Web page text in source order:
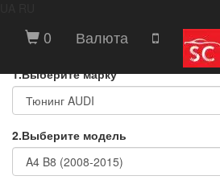
0 Валюта
ВЫБЕРИТЕ МАРКУ И
АВТОМОБИЛЯ
1.Выберите марку
2.Выберите модель